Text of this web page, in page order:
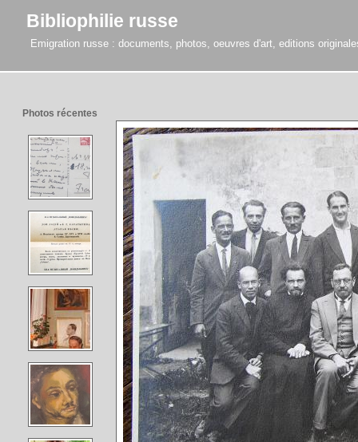
Bibliophilie russe
Emigration russe : documents, photos, oeuvres d'art, editions
Photos récentes